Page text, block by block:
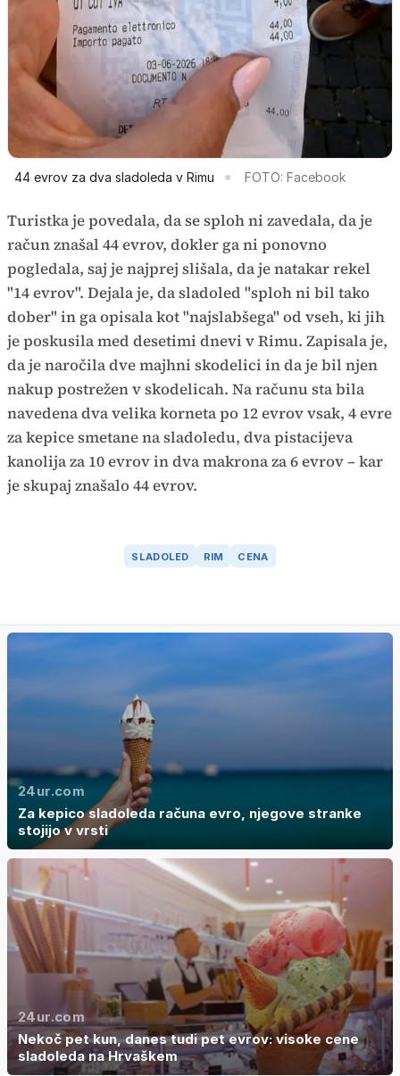
44 evrov za dva sladoleda v Rimu FOTO: Facebook
Turistka je povedala, da se sploh ni zavedala, da je
račun znašal 44 evrov, dokler ga ni ponovno
pogledala, saj je najprej slišala, da je natakar rekel
"14 evrov". Dejala je, da sladoled "sploh ni bil tako
dober" in ga opisala kot "najslabšega" od vseh, ki jih
je poskusila med desetimi dnevi v Rimu. Zapisala je,
da je naročila dve majhni skodelici in da je bil njen
nakup postrežen v skodelicah. Na računu sta bila
navedena dva velika korneta po 12 evrov vsak, 4 evre
za kepice smetane na sladoledu, dva pistacijeva
kanolija za 10 evrov in dva makrona za 6 evrov – kar
je skupaj znašalo 44 evrov.
SLADOLED RIM CENA
24ur.com
Za kepico sladoleda računa evro, njegove stranke
stojijo v vrsti
24ur.com
Nekoč pet kun, danes tudi pet evrov: visoke cene
sladoleda na Hrvaškem